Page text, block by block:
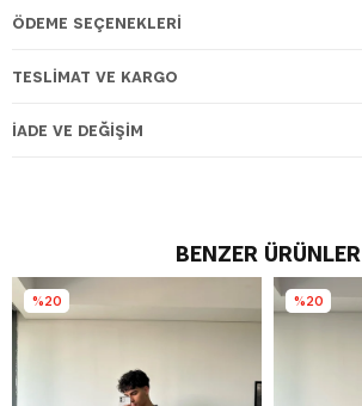
ÖDEME SEÇENEKLERI
TESLIMAT VE KARGO
İADE VE DEĞIŞIM
BENZER ÜRÜNLER
%20 %20